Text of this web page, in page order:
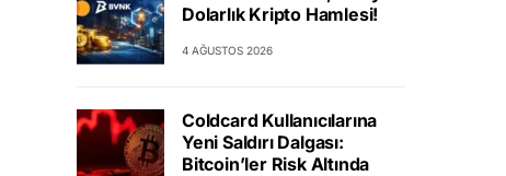
Dolarlık Kripto Hamlesi!
4 AĞUSTOS 2026
Coldcard Kullanıcılarına
Yeni Saldırı Dalgası:
Bitcoin’ler Risk Altında